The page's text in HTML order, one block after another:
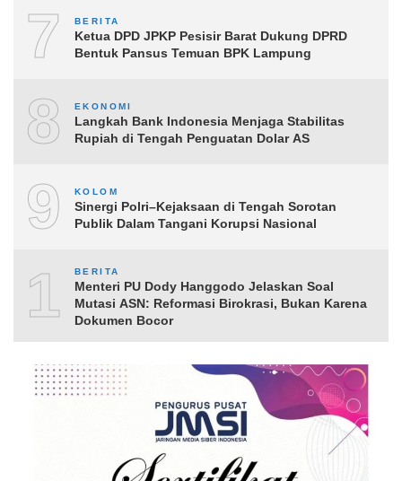
7 BERITA
Ketua DPD JPKP Pesisir Barat Dukung DPRD
Bentuk Pansus Temuan BPK Lampung
8 EKONOMI
Langkah Bank Indonesia Menjaga Stabilitas
Rupiah di Tengah Penguatan Dolar AS
9 KOLOM
Sinergi Polri–Kejaksaan di Tengah Sorotan
Publik Dalam Tangani Korupsi Nasional
10BERITA
Menteri PU Dody Hanggodo Jelaskan Soal
Mutasi ASN: Reformasi Birokrasi, Bukan Karena
Dokumen Bocor